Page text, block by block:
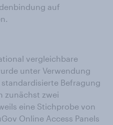
auf
vergleichbare
unter Verwendung
standardisierte Befragung
zunächst zwei
eine Stichprobe von
Online Access Panels